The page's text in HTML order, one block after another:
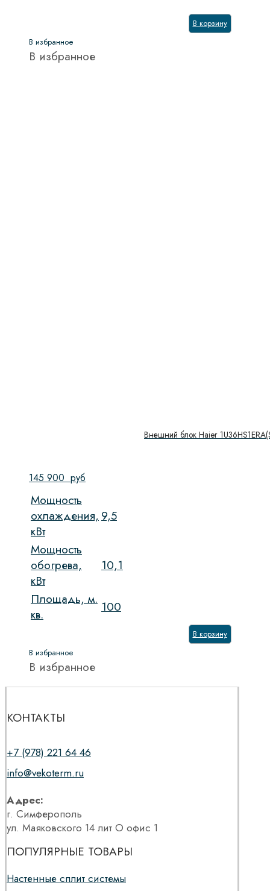
В корзину
В избранное
В избранное
Внешний блок Haier
145 900 руб
Мощность
охлаждения,
кВт
9,5
Мощность
обогрева,
кВт
10,1
Площадь, м.
кв.
100
В корзину
В избранное
В избранное
КОНТАКТЫ
+7 (978) 221 64 46
info@vekoterm.ru
Адрес:
г. Симферополь
ул. Маяковского 14 лит О офис 1
ПОПУЛЯРНЫЕ ТОВАРЫ
Настенные сплит системы